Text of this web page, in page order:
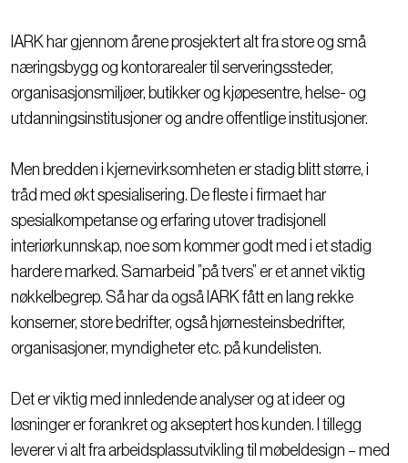
IARK har gjennom årene prosjektert alt fra store og små
næringsbygg og kontorarealer til serveringssteder,
organisasjonsmiljøer, butikker og kjøpesentre, helse- og
utdanningsinstitusjoner og andre offentlige institusjoner.
Men bredden i kjernevirksomheten er stadig blitt større, i
tråd med økt spesialisering. De fleste i firmaet har
spesialkompetanse og erfaring utover tradisjonell
interiørkunnskap, noe som kommer godt med i et stadig
hardere marked. Samarbeid ”på tvers” er et annet viktig
nøkkelbegrep. Så har da også IARK fått en lang rekke
konserner, store bedrifter, også hjørnesteinsbedrifter,
organisasjoner, myndigheter etc. på kundelisten.
Det er viktig med innledende analyser og at ideer og
løsninger er forankret og akseptert hos kunden. I tillegg
leverer vi alt fra arbeidsplassutvikling til møbeldesign – med